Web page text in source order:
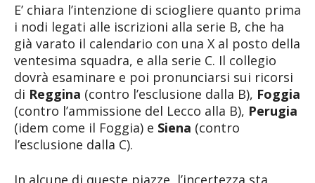
E’ chiara l’intenzione di sciogliere quanto prima
i nodi legati alle iscrizioni alla serie B, che ha
già varato il calendario con una X al posto della
ventesima squadra, e alla serie C. Il collegio
dovrà esaminare e poi pronunciarsi sui ricorsi
di Reggina (contro l’esclusione dalla B), Foggia
(contro l’ammissione del Lecco alla B), Perugia
(idem come il Foggia) e Siena (contro
l’esclusione dalla C).
In alcune di queste piazze, l’incertezza sta